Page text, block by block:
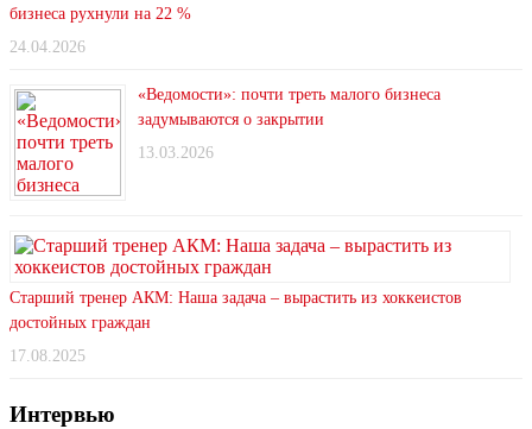
бизнеса рухнули на 22 %
24.04.2026
«Ведомости»: почти треть малого бизнеса
задумываются о закрытии
13.03.2026
Старший тренер АКМ: Наша задача – вырастить из хоккеистов
достойных граждан
17.08.2025
Интервью